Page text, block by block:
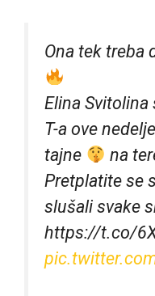
Ona tek treba
Elina Svitolina
T-a ove
tajne
na
Pretplatite se
slušali svake
https://t.co/